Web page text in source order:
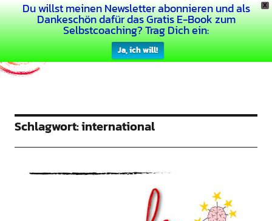
X
Du willst meinen Newsletter abonnieren und als
Dankeschön dafür das Gratis E-Book zum
Selbstcoaching? Trag Dich ein:
Ja, ich will!
Dein Buntes Leben
Schlagwort:international